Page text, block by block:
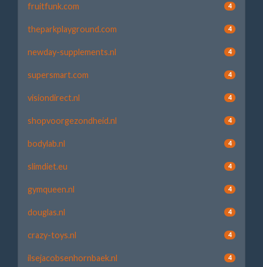
fruitfunk.com 4
theparkplayground.com 4
newday-supplements.nl 4
supersmart.com 4
visiondirect.nl 4
shopvoorgezondheid.nl 4
bodylab.nl 4
slimdiet.eu 4
gymqueen.nl 4
douglas.nl 4
crazy-toys.nl 4
ilsejacobsenhornbaek.nl 4